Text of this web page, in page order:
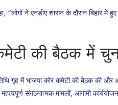
ने एनडीए शासन के दौरान बिहार में
की बैठक में
गृह में भाजपा कोर कमेटी की बैठक की और
संगठनात्मक मामलों, आगामी